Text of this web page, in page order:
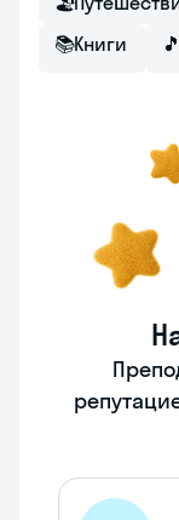
📚Книги 🎵